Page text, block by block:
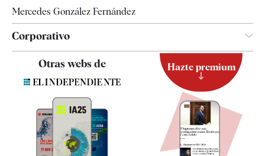
Mercedes González Fernández
Corporativo
Quiénes somos
Especificaciones
Otras webs de Hazte premium